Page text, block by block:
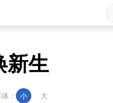
新生
： 小 大